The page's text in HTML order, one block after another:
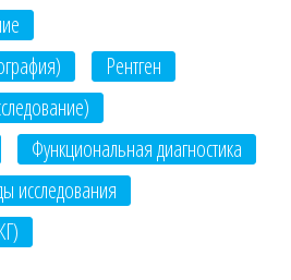
Рентген
Функциональная диагностика
исследования